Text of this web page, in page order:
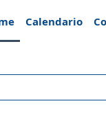
Calendario